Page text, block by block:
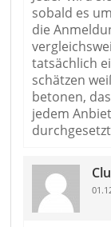
sobald es
die
tatsächlich
schätzen
betonen,
jedem